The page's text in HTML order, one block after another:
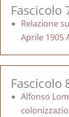
Fascicolo
Relazione
Aprile 1905
Fascicolo
Alfonso